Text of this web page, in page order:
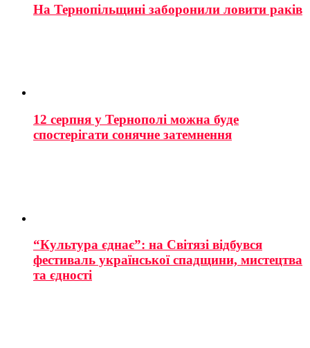
На Тернопільщині заборонили ловити раків
12 серпня у Тернополі можна буде
спостерігати сонячне затемнення
“Культура єднає”: на Світязі відбувся
фестиваль української спадщини, мистецтва
та єдності